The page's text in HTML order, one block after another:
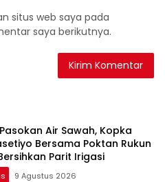
situs web saya pada
saya berikutnya.
Air Sawah, Kopka
Bersama Poktan Rukun
Parit Irigasi
9 Agustus 2026